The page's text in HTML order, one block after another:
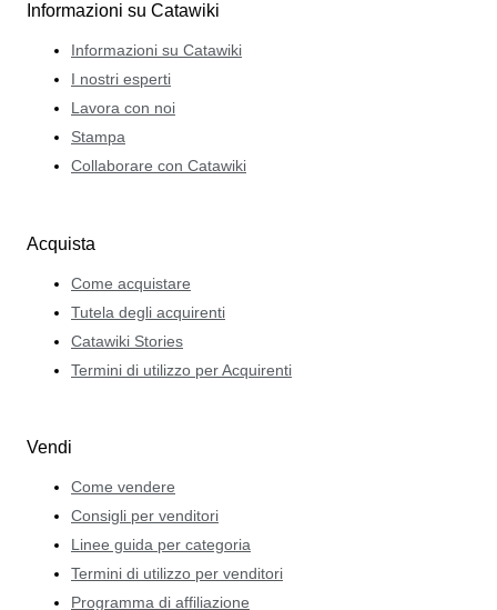
Informazioni su Catawiki
Informazioni su Catawiki
I nostri esperti
Lavora con noi
Stampa
Collaborare con Catawiki
Acquista
Come acquistare
Tutela degli acquirenti
Catawiki Stories
Termini di utilizzo per Acquirenti
Vendi
Come vendere
Consigli per venditori
Linee guida per categoria
Termini di utilizzo per venditori
Programma di affiliazione